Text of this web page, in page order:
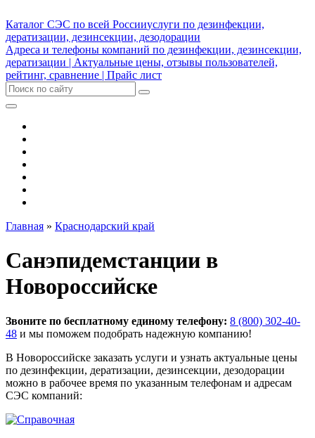
Каталог СЭС по всей Россииуслуги по дезинфекции,
дератизации, дезинсекции, дезодорации
Адреса и телефоны компаний по дезинфекции, дезинсекции,
дератизации | Актуальные цены, отзывы пользователей,
рейтинг, сравнение | Прайс лист
Главная » Краснодарский край
Санэпидемстанции в
Новороссийске
Звоните по бесплатному единому телефону: 8 (800) 302-40-
48 и мы поможем подобрать надежную компанию!
В Новороссийске заказать услуги и узнать актуальные цены
по дезинфекции, дератизации, дезинсекции, дезодорации
можно в рабочее время по указанным телефонам и адресам
СЭС компаний: